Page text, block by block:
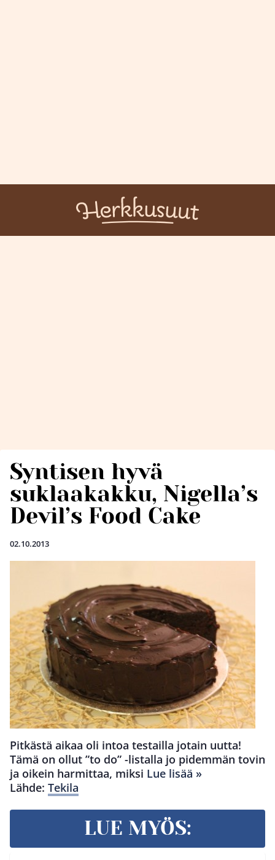
Syntisen hyvä
suklaakakku, Nigella’s
Devil’s Food Cake
02.10.2013
Pitkästä aikaa oli intoa testailla jotain uutta!
Tämä on ollut ”to do” -listalla jo pidemmän tovin
ja oikein harmittaa, miksi Lue lisää »
Lähde: Tekila
LUE MYÖS: